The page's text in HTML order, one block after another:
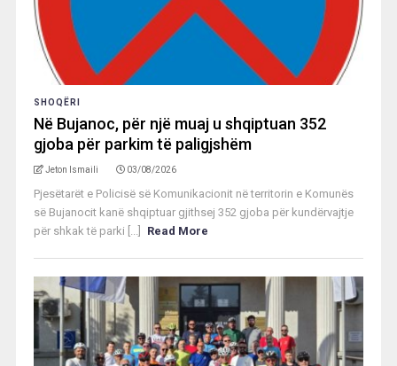
SHOQËRI
Në Bujanoc, për një muaj u shqiptuan 352
gjoba për parkim të paligjshëm
Jeton Ismaili 03/08/2026
Pjesëtarët e Policisë së Komunikacionit në territorin e Komunës
së Bujanocit kanë shqiptuar gjithsej 352 gjoba për kundërvajtje
për shkak të parki [...]
Read More